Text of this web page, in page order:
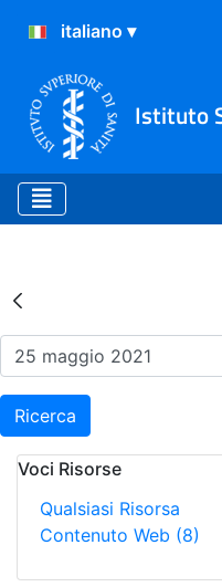
Istituto
Risultati
Ricerca
Voci Risorse
Qualsiasi Risorsa
Contenuto Web (8)